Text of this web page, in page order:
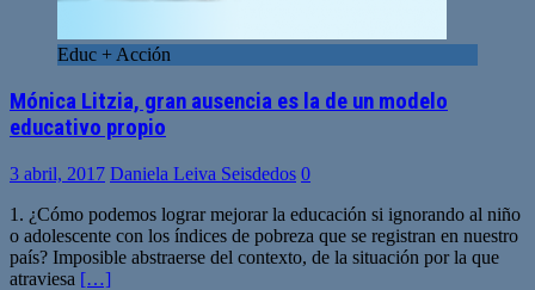
Educ + Acción
Mónica Litzia, gran ausencia es la de un modelo
educativo propio
3 abril, 2017 Daniela Leiva Seisdedos 0
1. ¿Cómo podemos lograr mejorar la educación si ignorando al niño
o adolescente con los índices de pobreza que se registran en nuestro
país? Imposible abstraerse del contexto, de la situación por la que
atraviesa […]